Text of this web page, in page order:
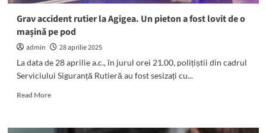
Grav accident rutier la Agigea. Un pieton a fost lovit de o
mașină pe pod
admin
28 aprilie 2025
La data de 28 aprilie a.c., în jurul orei 21.00, polițiștii din cadrul
Serviciului Siguranță Rutieră au fost sesizați cu...
Read MoreRead
Grav